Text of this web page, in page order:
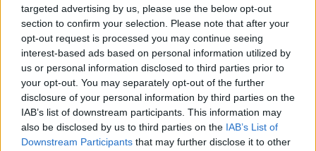
targeted advertising by us, please use the below opt-out
section to confirm your selection. Please note that after your
opt-out request is processed you may continue seeing
interest-based ads based on personal information utilized by
us or personal information disclosed to third parties prior to
your opt-out. You may separately opt-out of the further
disclosure of your personal information by third parties on the
IAB’s list of downstream participants. This information may
also be disclosed by us to third parties on the IAB’s List of
Downstream Participants that may further disclose it to other
Var inte så ytlig.
Att vara ytlig, är det att pedofiler och övergrepp mot minderåriga
är inget att prata om och om det är donalds?
Kan du utveckla resonemanget du försöker ge?
Citera
2025-11-08, 20:26
Medlem
Reg: Sep 2021
Inlägg: 1 744